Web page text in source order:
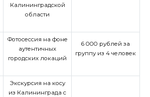
Калининградской
области
Фотосессия на фоне
аутентичных
городских локаций
6 000 рублей за
группу из 4 человек
Экскурсия на косу
из Калининграда с